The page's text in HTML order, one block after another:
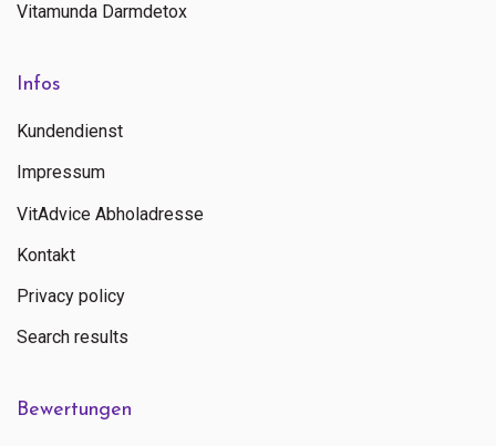
Vitamunda Darmdetox
Infos
Kundendienst
Impressum
VitAdvice Abholadresse
Kontakt
Privacy policy
Search results
Bewertungen